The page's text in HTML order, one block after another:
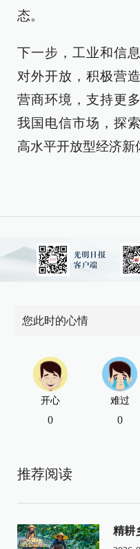
态。
下一步，工业和信
对外开放，积极营
营商环境，支持更
我国电信市场，探
高水平开放型经济新
您此时的心情
开心
0
难过
0
推荐阅读
精耕